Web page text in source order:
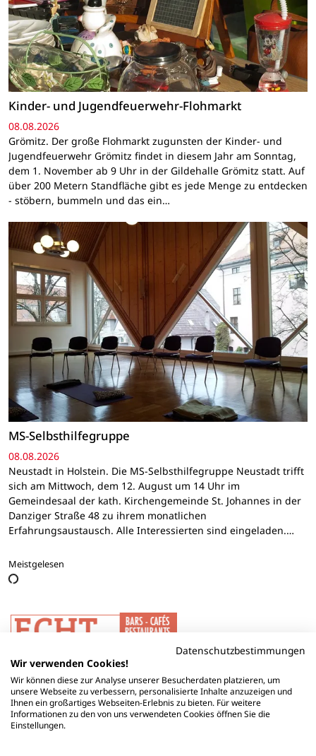
Kinder- und Jugendfeuerwehr-Flohmarkt
08.08.2026
Grömitz. Der große Flohmarkt zugunsten der Kinder- und
Jugendfeuerwehr Grömitz findet in diesem Jahr am Sonntag,
dem 1. November ab 9 Uhr in der Gildehalle Grömitz statt. Auf
über 200 Metern Standfläche gibt es jede Menge zu entdecken
- stöbern, bummeln und das ein…
MS-Selbsthilfegruppe
08.08.2026
Neustadt in Holstein. Die MS-Selbsthilfegruppe Neustadt trifft
sich am Mittwoch, dem 12. August um 14 Uhr im
Gemeindesaal der kath. Kirchengemeinde St. Johannes in der
Danziger Straße 48 zu ihrem monatlichen
Erfahrungsaustausch. Alle Interessierten sind eingeladen.…
Meistgelesen
Datenschutzbestimmungen
Wir verwenden Cookies!
Wir können diese zur Analyse unserer Besucherdaten platzieren, um
unsere Webseite zu verbessern, personalisierte Inhalte anzuzeigen und
Ihnen ein großartiges Webseiten-Erlebnis zu bieten. Für weitere
Informationen zu den von uns verwendeten Cookies öffnen Sie die
Einstellungen.